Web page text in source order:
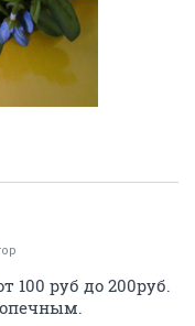
100 руб до 200руб.